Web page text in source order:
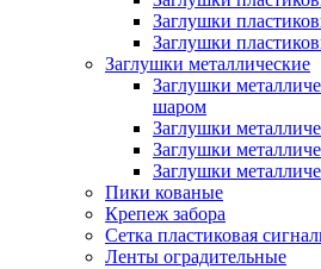
Заглушки
Заглушки
Заглушки металлические
Заглушки
шаром
Заглушки
Заглушки
Заглушки
Пики кованые
Крепеж забора
Сетка пластиковая
Ленты оградительные